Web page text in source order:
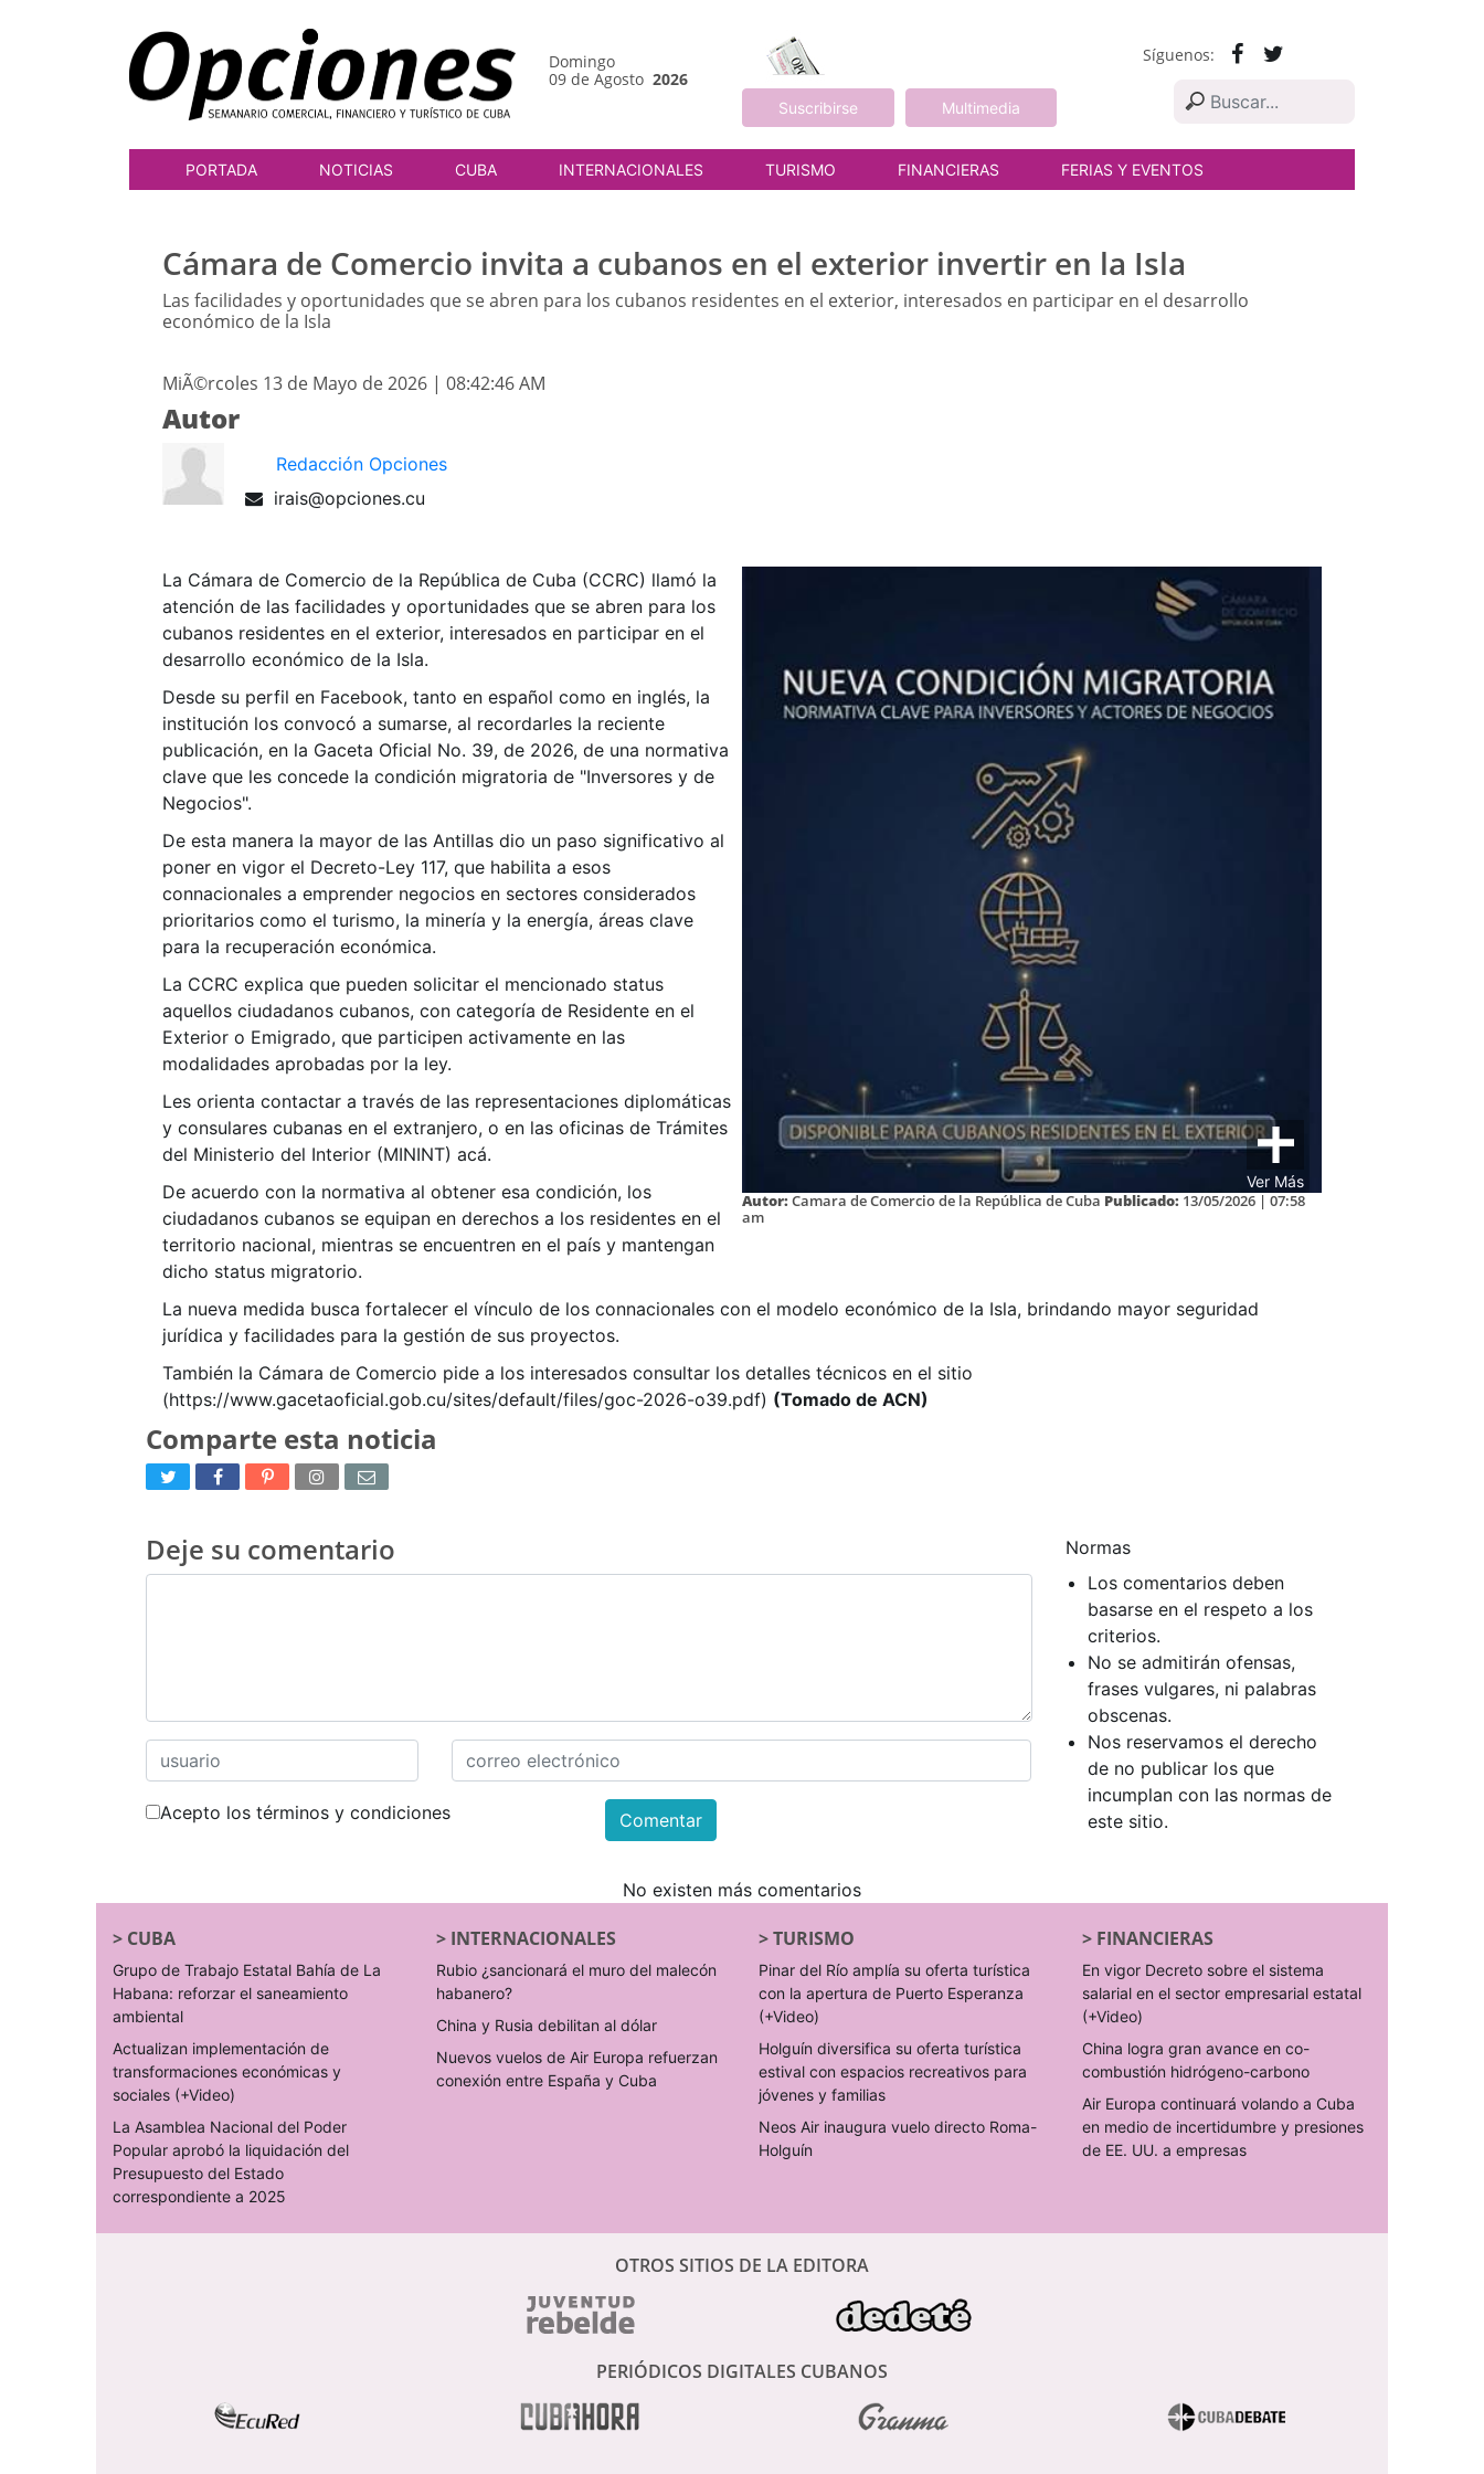
Domingo
09 de Agosto 2026
Suscribirse Multimedia
Síguenos:
PORTADA NOTICIAS CUBA INTERNACIONALES TURISMO FINANCIERAS FERIAS Y EVENTOS
Cámara de Comercio invita a cubanos en el exterior invertir en la Isla
Las facilidades y oportunidades que se abren para los cubanos residentes en el exterior, interesados en participar en el desarrollo
económico de la Isla
MiÃ©rcoles 13 de Mayo de 2026 | 08:42:46 AM
Autor
Redacción Opciones
irais@opciones.cu
Ver Más
Autor: Camara de Comercio de la República de Cuba Publicado: 13/05/2026 | 07:58
am
La Cámara de Comercio de la República de Cuba (CCRC) llamó la
atención de las facilidades y oportunidades que se abren para los
cubanos residentes en el exterior, interesados en participar en el
desarrollo económico de la Isla.
Desde su perfil en Facebook, tanto en español como en inglés, la
institución los convocó a sumarse, al recordarles la reciente
publicación, en la Gaceta Oficial No. 39, de 2026, de una normativa
clave que les concede la condición migratoria de "Inversores y de
Negocios".
De esta manera la mayor de las Antillas dio un paso significativo al
poner en vigor el Decreto-Ley 117, que habilita a esos
connacionales a emprender negocios en sectores considerados
prioritarios como el turismo, la minería y la energía, áreas clave
para la recuperación económica.
La CCRC explica que pueden solicitar el mencionado status
aquellos ciudadanos cubanos, con categoría de Residente en el
Exterior o Emigrado, que participen activamente en las
modalidades aprobadas por la ley.
Les orienta contactar a través de las representaciones diplomáticas
y consulares cubanas en el extranjero, o en las oficinas de Trámites
del Ministerio del Interior (MININT) acá.
De acuerdo con la normativa al obtener esa condición, los
ciudadanos cubanos se equipan en derechos a los residentes en el
territorio nacional, mientras se encuentren en el país y mantengan
dicho status migratorio.
La nueva medida busca fortalecer el vínculo de los connacionales con el modelo económico de la Isla, brindando mayor seguridad
jurídica y facilidades para la gestión de sus proyectos.
También la Cámara de Comercio pide a los interesados consultar los detalles técnicos en el sitio
(https://www.gacetaoficial.gob.cu/sites/default/files/goc-2026-o39.pdf) (Tomado de ACN)
Comparte esta noticia
Deje su comentario
Acepto los términos y condiciones Comentar
Normas
Los comentarios deben
basarse en el respeto a los
criterios.
No se admitirán ofensas,
frases vulgares, ni palabras
obscenas.
Nos reservamos el derecho
de no publicar los que
incumplan con las normas de
este sitio.
No existen más comentarios
> CUBA
Grupo de Trabajo Estatal Bahía de La
Habana: reforzar el saneamiento
ambiental
Actualizan implementación de
transformaciones económicas y
sociales (+Video)
La Asamblea Nacional del Poder
Popular aprobó la liquidación del
Presupuesto del Estado
correspondiente a 2025
> INTERNACIONALES
Rubio ¿sancionará el muro del malecón
habanero?
China y Rusia debilitan al dólar
Nuevos vuelos de Air Europa refuerzan
conexión entre España y Cuba
>TURISMO
Pinar del Río amplía su oferta turística
con la apertura de Puerto Esperanza
(+Video)
Holguín diversifica su oferta turística
estival con espacios recreativos para
jóvenes y familias
Neos Air inaugura vuelo directo Roma-
Holguín
> FINANCIERAS
En vigor Decreto sobre el sistema
salarial en el sector empresarial estatal
(+Video)
China logra gran avance en co-
combustión hidrógeno-carbono
Air Europa continuará volando a Cuba
en medio de incertidumbre y presiones
de EE. UU. a empresas
OTROS SITIOS DE LA EDITORA
PERIÓDICOS DIGITALES CUBANOS